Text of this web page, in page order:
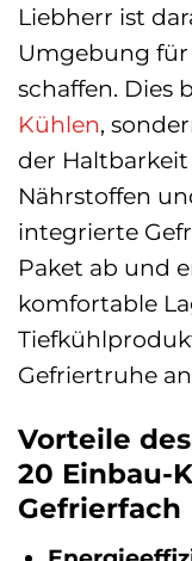
Liebherr ist
Umgebung
schaffen. Dies
Kühlen,
der
Nährstoffen
integrierte
Paket ab und
komfortable
Gefriertruhe
Vorteile
20 Einbau-
Gefrierfach